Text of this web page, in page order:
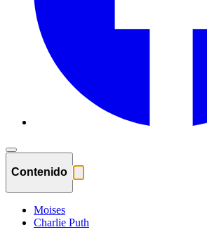
Contenido
Moises
Charlie Puth